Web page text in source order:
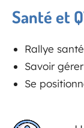
Santé et
Rallye
Savoir
Se